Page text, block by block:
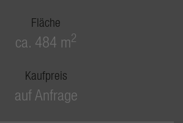
Fläche
ca. 484 m2
Kaufpreis
auf Anfrage